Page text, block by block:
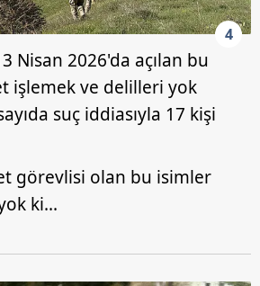
4
Nisan 2026'da açılan bu
işlemek ve delilleri yok
suç iddiasıyla 17 kişi
görevlisi olan bu isimler
ki...